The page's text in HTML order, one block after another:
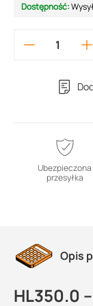
Dostępność:
Ubezpieczona
przesyłka
Opis
HL350.0